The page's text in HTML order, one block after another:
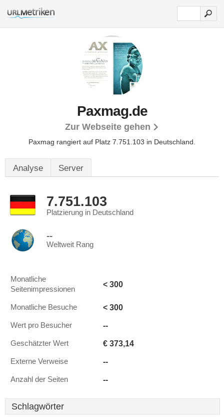
Paxmag.de
Zur Webseite gehen
Paxmag rangiert auf Platz 7.751.103 in Deutschland.
Analyse Server
7.751.103
Platzierung in Deutschland
--
Weltweit Rang
Monatliche
Seitenimpressionen
< 300
Monatliche Besuche < 300
Wert pro Besucher --
Geschätzter Wert € 373,14
Externe Verweise --
Anzahl der Seiten --
Schlagwörter